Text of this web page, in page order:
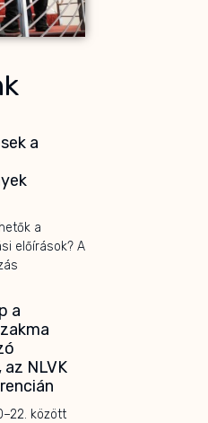
a
a
előírások? A
a
NLVK
között